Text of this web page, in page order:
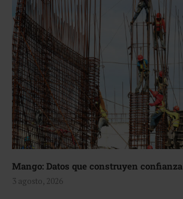
Mango: Datos que construyen confianza
3 agosto, 2026